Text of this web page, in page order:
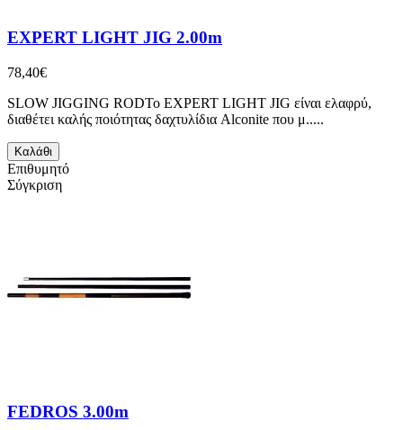
EXPERT LIGHT JIG 2.00m
78,40€
SLOW JIGGING RODΤο EXPERT LIGHT JIG είναι ελαφρύ,
διαθέτει καλής ποιότητας δαχτυλίδια Alconite που μ.....
Καλάθι
Επιθυμητό
Σύγκριση
FEDROS 3.00m